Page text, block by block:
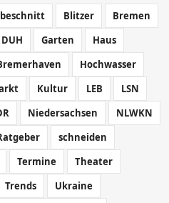
beschnitt Blitzer
Bremen
DUH Garten
Haus
Hochwasser
Kultur LEB
LSN
Niedersachsen
NLWKN
schneiden
Termine
Theater
Trends
Ukraine